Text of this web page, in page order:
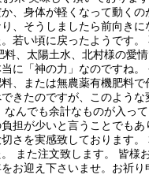
、身体が軽くなって動くの
、そうしましたら前向きに
若い頃に戻ったようです。
料、太陽土水、北村様の愛
に「神の力」なのですね。
、または無農薬有機肥料で
きたのですが、このような
なんでも余計なものが入っ
担が少いと言うことでもあ
さを実感致しております。
また注文致します。 皆様
お迎え下さいませ。お祈り